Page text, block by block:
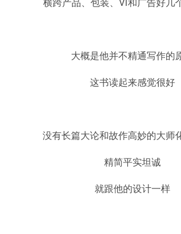
横跨产品、包装、VI和广告好几
大概是他并不精通写作的
这书读起来感觉很好
没有长篇大论和故作高妙的大师
精简平实坦诚
就跟他的设计一样